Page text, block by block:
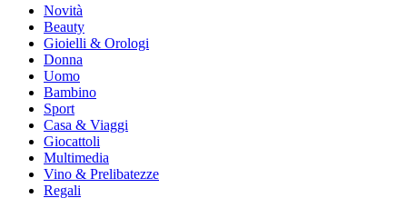
Novità
Beauty
Gioielli & Orologi
Donna
Uomo
Bambino
Sport
Casa & Viaggi
Giocattoli
Multimedia
Vino & Prelibatezze
Regali